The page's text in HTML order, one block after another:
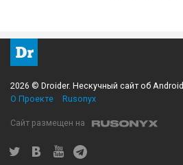
2026 © Droider. Нескучный сайт об Android
О Проекте
Rusonyx
Сайт размещен на